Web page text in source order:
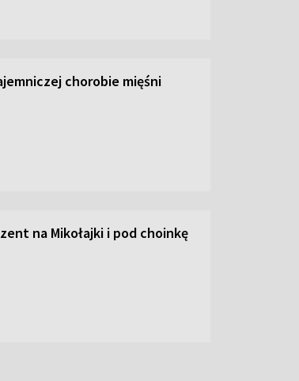
chorobie mięśni
na Mikołajki i pod choinkę